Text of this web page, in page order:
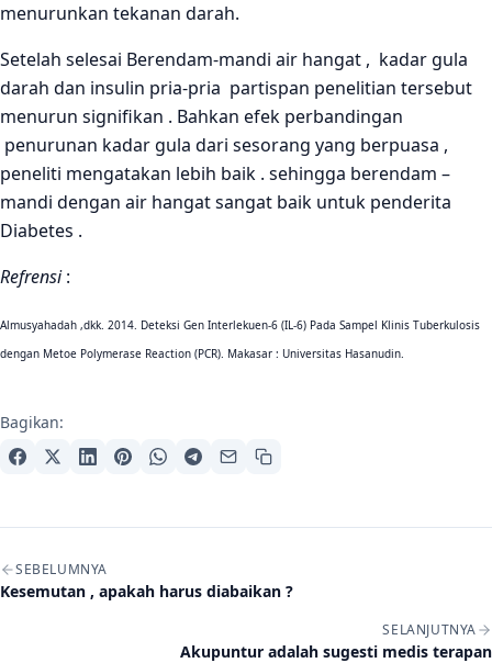
menurunkan tekanan darah.
Setelah selesai Berendam-mandi air hangat , kadar gula
darah dan insulin pria-pria partispan penelitian tersebut
menurun signifikan . Bahkan efek perbandingan
penurunan kadar gula dari sesorang yang berpuasa ,
peneliti mengatakan lebih baik . sehingga berendam –
mandi dengan air hangat sangat baik untuk penderita
Diabetes .
Refrensi:
Almusyahadah ,dkk. 2014. Deteksi Gen Interlekuen-6 (IL-6) Pada Sampel Klinis Tuberkulosis
dengan Metoe Polymerase Reaction (PCR). Makasar : Universitas Hasanudin.
Bagikan:
Navigasi artikel
SEBELUMNYA
Kesemutan , apakah harus diabaikan ?
SELANJUTNYA
Akupuntur adalah sugesti medis terapan